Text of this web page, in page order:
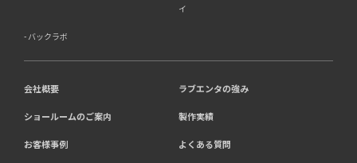
イ
バックラボ
会社概要 ラブエンタの強み
ショールームのご案内 製作実績
お客様事例 よくある質問